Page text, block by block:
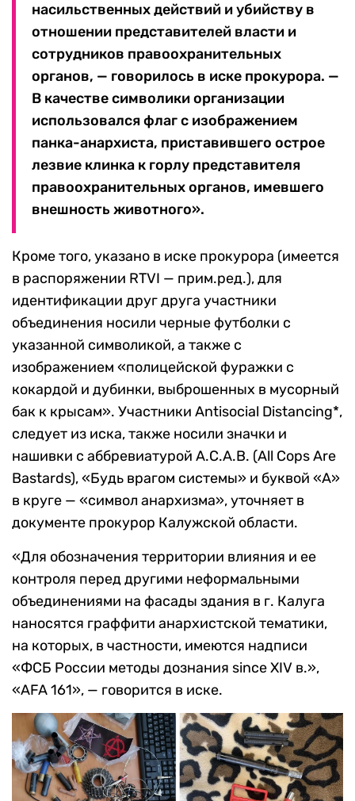
насильственных действий и убийству в
отношении представителей власти и
сотрудников правоохранительных
органов, — говорилось в иске прокурора. —
В качестве символики организации
использовался флаг с изображением
панка-анархиста, приставившего острое
лезвие клинка к горлу представителя
правоохранительных органов, имевшего
внешность животного».
Кроме того, указано в иске прокурора (имеется
в распоряжении RTVI — прим.ред.), для
идентификации друг друга участники
объединения носили черные футболки с
указанной символикой, а также с
изображением «полицейской фуражки с
кокардой и дубинки, выброшенных в мусорный
бак к крысам». Участники Antisocial Distancing*,
следует из иска, также носили значки и
нашивки с аббревиатурой A.C.A.B. (All Cops Are
Bastards), «Будь врагом системы» и буквой «А»
в круге — «символ анархизма», уточняет в
документе прокурор Калужской области.
«Для обозначения территории влияния и ее
контроля перед другими неформальными
объединениями на фасады здания в г. Калуга
наносятся граффити анархистской тематики,
на которых, в частности, имеются надписи
«ФСБ России методы дознания since XIV в.»,
«AFA 161», — говорится в иске.